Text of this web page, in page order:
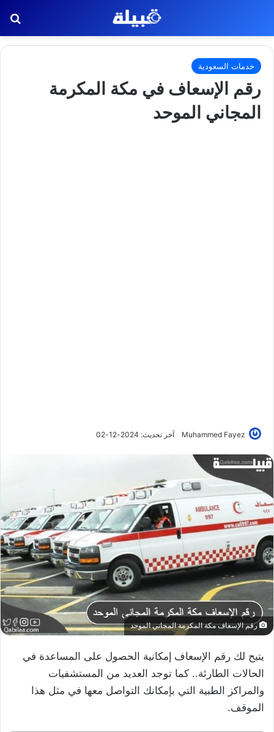
خدمات السعودية
رقم الإسعاف في مكة المكرمة
المجاني الموحد
Muhammed Fayez آخر تحديث: 2024-12-02
رقم الإسعاف مكة المكرمة المجاني الموحد
يتيح لك رقم الإسعاف إمكانية الحصول على المساعدة في
الحالات الطارئة.. كما توجد العديد من المستشفيات
والمراكز الطبية التي بإمكانك التواصل معها في مثل هذا
الموقف.